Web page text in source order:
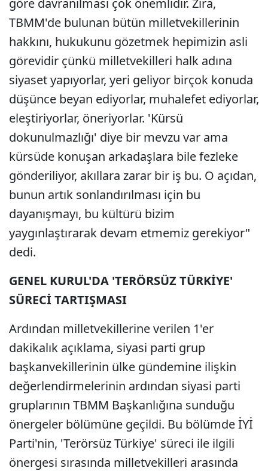
göre davranılması çok önemlidir. Zira,
TBMM'de bulunan bütün milletvekillerinin
hakkını, hukukunu gözetmek hepimizin asli
görevidir çünkü milletvekilleri halk adına
siyaset yapıyorlar, yeri geliyor birçok konuda
düşünce beyan ediyorlar, muhalefet ediyorlar,
eleştiriyorlar, öneriyorlar. 'Kürsü
dokunulmazlığı' diye bir mevzu var ama
kürsüde konuşan arkadaşlara bile fezleke
gönderiliyor, akıllara zarar bir iş bu. O açıdan,
bunun artık sonlandırılması için bu
dayanışmayı, bu kültürü bizim
yaygınlaştırarak devam etmemiz gerekiyor"
dedi.
GENEL KURUL'DA 'TERÖRSÜZ TÜRKİYE'
SÜRECİ TARTIŞMASI
Ardından milletvekillerine verilen 1'er
dakikalık açıklama, siyasi parti grup
başkanvekillerinin ülke gündemine ilişkin
değerlendirmelerinin ardından siyasi parti
gruplarının TBMM Başkanlığına sunduğu
önergeler bölümüne geçildi. Bu bölümde İYİ
Parti'nin, 'Terörsüz Türkiye' süreci ile ilgili
önergesi sırasında milletvekilleri arasında